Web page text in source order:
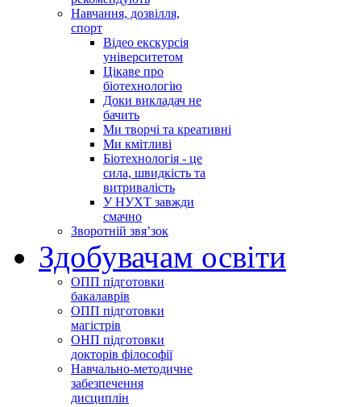
Навчання, дозвілля,
спорт
Відео екскурсія
університетом
Цікаве про
біотехнологію
Доки викладач не
бачить
Ми творчі та креативні
Ми кмітливі
Біотехнологія - це
сила, швидкість та
витривалість
У НУХТ завжди
смачно
Зворотній звя’зок
Здобувачам освіти
ОПП підготовки
бакалаврів
ОПП підготовки
магістрів
ОНП підготовки
докторів філософії
Навчально-методичне
забезпечення
дисциплін